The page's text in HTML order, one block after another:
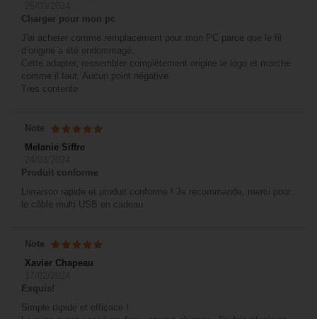
Charger pour mon pc
J'ai acheter comme remplacement pour mon PC parce que le fil
d’origine a été endommagé.
Cette adapter, ressembler complètement origine le logo et marche
comme il faut. Aucun point négative.
Tres contente
Note
Melanie Siffre
Produit conforme
Livraison rapide et produit conforme ! Je recommande, merci pour
le câble multi USB en cadeau
Note
Xavier Chapeau
Exquis!
Simple rapide et efficace !